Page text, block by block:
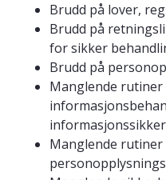
Brudd på lover,
Brudd på
for sikker
Brudd på
Manglende
Manglende